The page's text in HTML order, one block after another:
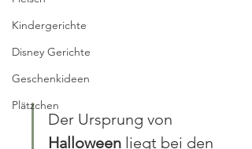
Kindergerichte
Disney Gerichte
Geschenkideen
Plätzchen
Der Ursprung von
Halloween liegt bei den